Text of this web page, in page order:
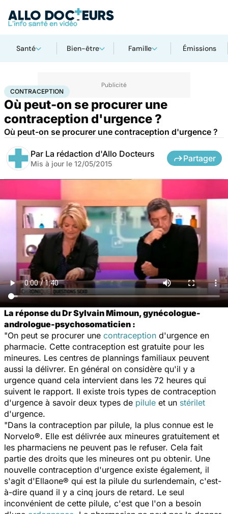
Santé Bien-être Famille Émissions
AccueilSantéContraception
CONTRACEPTION
Où peut-on se procurer une
contraception d'urgence ?
Où peut-on se procurer une contraception d'urgence ?
Par La rédaction d'Allo Docteurs
Mis à jour le 12/05/2015
Partager
La réponse du Dr Sylvain Mimoun, gynécologue-
andrologue-psychosomaticien :
"On peut se procurer une contraception d'urgence en
pharmacie. Cette contraception est gratuite pour les
mineures. Les centres de plannings familiaux peuvent
aussi la délivrer. En général on considère qu'il y a
urgence quand cela intervient dans les 72 heures qui
suivent le rapport. Il existe trois types de contraception
d'urgence à savoir deux types de pilule et un stérilet
d'urgence.
"Dans la contraception par pilule, la plus connue est le
Norvelo®. Elle est délivrée aux mineures gratuitement et
les pharmaciens ne peuvent pas le refuser. Cela fait
partie des droits que les mineures ont pu obtenir. Une
nouvelle contraception d'urgence existe également, il
s'agit d'Ellaone® qui est la pilule du surlendemain, c'est-
à-dire quand il y a cinq jours de retard. Le seul
inconvénient de cette pilule, c'est que l'on a besoin